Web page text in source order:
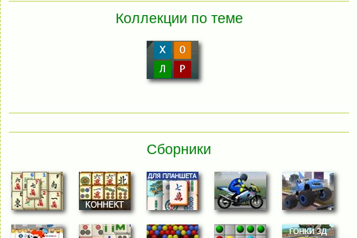
Коллекции по теме
Сборники